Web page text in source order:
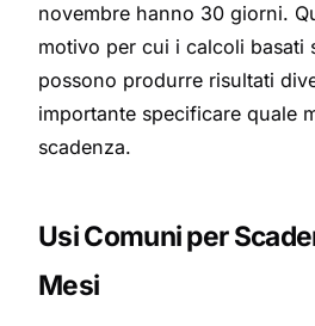
novembre hanno 30 giorni.
motivo per cui i calcoli basati
possono produrre risultati
importante specificare quale
scadenza.
Usi Comuni per
Mesi